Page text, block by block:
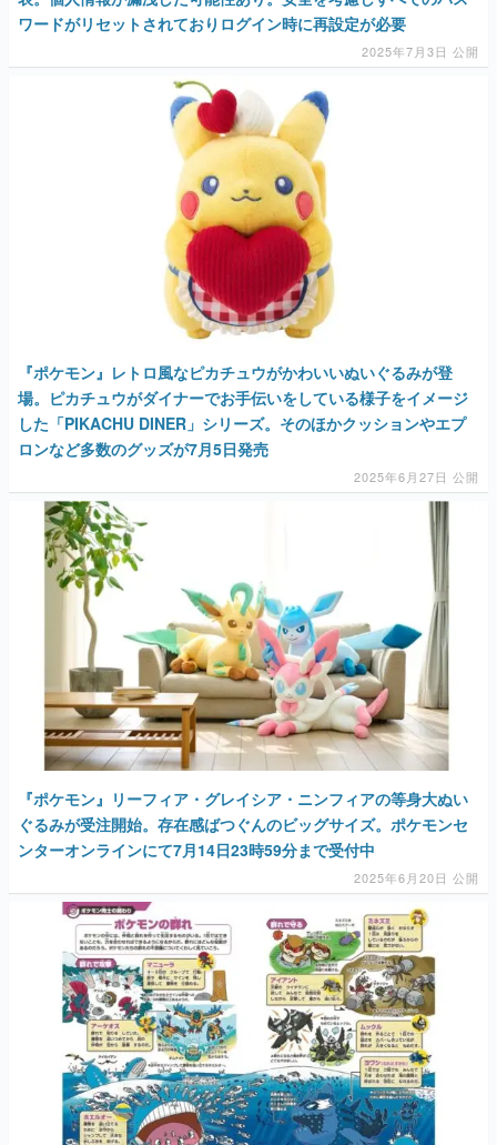
ワードがリセットされておりログイン時に再設定が必要
2025年7月3日 公開
『ポケモン』レトロ風なピカチュウがかわいいぬいぐるみが登
場。ピカチュウがダイナーでお手伝いをしている様子をイメージ
した「PIKACHU DINER」シリーズ。そのほかクッションやエプ
ロンなど多数のグッズが7月5日発売
2025年6月27日 公開
『ポケモン』リーフィア・グレイシア・ニンフィアの等身大ぬい
ぐるみが受注開始。存在感ばつぐんのビッグサイズ。ポケモンセ
ンターオンラインにて7月14日23時59分まで受付中
2025年6月20日 公開